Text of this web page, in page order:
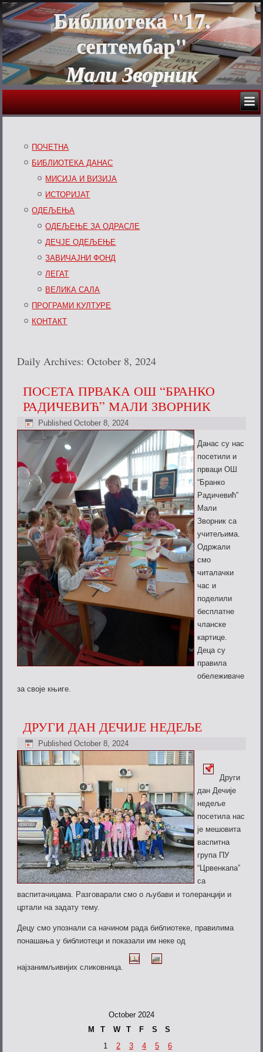
Библиотека "17.
септембар"
Мали Зворник
ПОЧЕТНА
БИБЛИОТЕКА ДАНАС
МИСИЈА И ВИЗИЈА
ИСТОРИЈАТ
ОДЕЉЕЊА
ОДЕЉЕЊЕ ЗА ОДРАСЛЕ
ДЕЧЈЕ ОДЕЉЕЊЕ
ЗАВИЧАЈНИ ФОНД
ЛЕГАТ
ВЕЛИКА САЛА
ПРОГРАМИ КУЛТУРЕ
КОНТАКТ
Daily Archives:October 8, 2024
ПОСЕТА ПРВАКА ОШ “БРАНКО
РАДИЧЕВИЋ” МАЛИ ЗВОРНИК
Published October 8, 2024
Данас су нас
посетили и
прваци ОШ
“Бранко
Радичевић”
Мали
Зворник са
учитељима.
Одржали
смо
читалачки
час и
поделили
бесплатне
чланске
картице.
Деца су
правила
обележиваче
за своје књиге.
ДРУГИ ДАН ДЕЧИЈЕ НЕДЕЉЕ
Published October 8, 2024
Други
дан Дечије
недеље
посетила нас
је мешовита
васпитна
група ПУ
“Црвенкапа”
са
васпитачицама. Разговарали смо о љубави и толеранцији и
цртали на задату тему.
Децу смо упознали са начином рада библиотеке, правилима
понашања у библиотеци и показали им неке од
најзанимљивијих сликовница.
October 2024
M
T W T F S
S
1
2 3 4 5 6